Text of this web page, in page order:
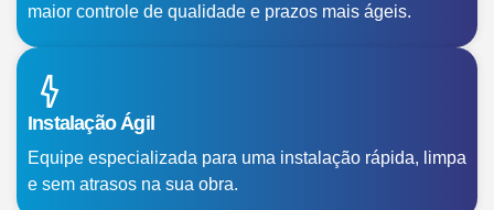
maior controle de qualidade e prazos mais ágeis.
Instalação Ágil
Equipe especializada para uma instalação rápida, limpa
e sem atrasos na sua obra.